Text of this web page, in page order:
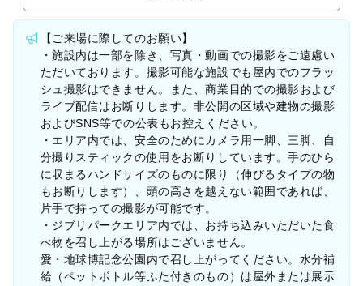
【ご来場に際してのお願い】
・施設内は一部を除き、写真・動画での撮影をご遠慮い
ただいております。撮影可能な施設でも屋内でのフラッ
シュ撮影はできません。また、商業目的での撮影および
ライブ配信はお断りします。非公開の区域や建物の撮影
およびSNS等での公表もお控えください。
・エリア内では、安全のためにカメラ用一脚、三脚、自
分撮りスティックの使用をお断りしています。手のひら
に収まるハンドサイズのものに限り（伸びるタイプの物
もお断りします）、頭の高さを越えない範囲であれば、
片手で持っての撮影が可能です。
・ジブリパークエリア内では、お持ち込みいただいた食
べ物を召し上がる場所はございません。
愛・地球博記念公園内で召し上がってください。水分補
給（ペットボトル等ふた付きのもの）は屋外または展示